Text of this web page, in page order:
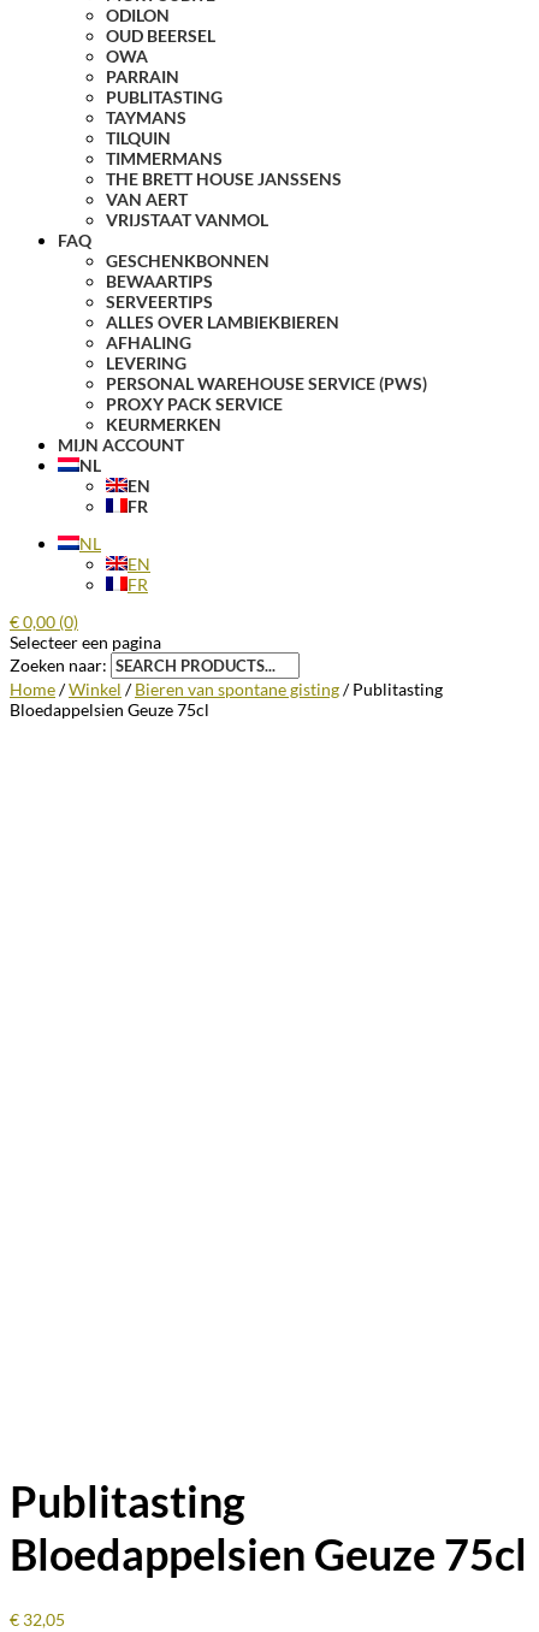
ODILON
OUD BEERSEL
OWA
PARRAIN
PUBLITASTING
TAYMANS
TILQUIN
TIMMERMANS
THE BRETT HOUSE JANSSENS
VAN AERT
VRIJSTAAT VANMOL
FAQ
GESCHENKBONNEN
BEWAARTIPS
SERVEERTIPS
ALLES OVER LAMBIEKBIEREN
AFHALING
LEVERING
PERSONAL WAREHOUSE SERVICE (PWS)
PROXY PACK SERVICE
KEURMERKEN
MIJN ACCOUNT
NL
EN
FR
NL
EN
FR
€0,00 (0)
Selecteer een pagina
Zoeken naar:
Home/Winkel /Bieren van spontane gisting/ Publitasting
Bloedappelsien Geuze 75cl
Publitasting
Bloedappelsien Geuze 75cl
€ 32,05